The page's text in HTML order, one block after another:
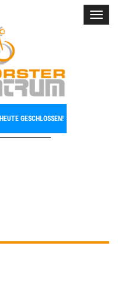
HEUTE GESCHLOSSEN!